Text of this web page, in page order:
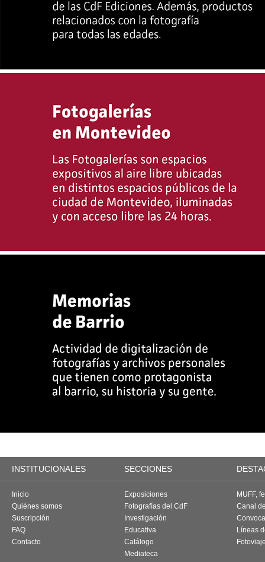
INSTITUCIONALES SECCIONES
Inicio
Quiénes somos
Suscripción
FAQ
Contacto
Exposiciones
Fotografías del CdF
Investigación
Educativa
Catálogo
Mediateca
MUFF,
Canal
Líneas